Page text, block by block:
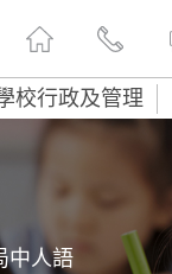
校行政及管理
中人語